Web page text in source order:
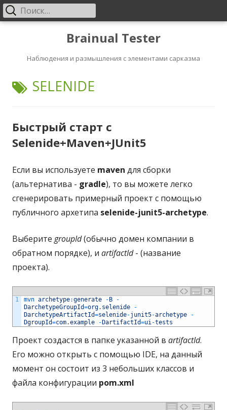
содержанию
Brainual Tester
Наблюдения и размышления с элементами сарказма
Основное
Найти:
ТЕГ:
SELENIDE
Быстрый старт с
Selenide+Maven+JUnit5
Если вы используете maven для сборки
(альтернатива - gradle), то вы можете легко
сгенерировать примерный проект с помощью
публичного архетипа selenide-junit5-archetype.
Выберите groupId(обычно домен компании в
обратном порядке), и artifactId- (название
проекта).
1 mvn archetype:generate - B
-
DarchetypeGroupId=org. selenide
-
DarchetypeArtifactId=selenide-junit5-archetype
-
DgroupId=com.example - DartifactId=ui-tests
Проект создастся в папке указанной в artifactId.
Его можно открыть с помощью IDE, на данный
момент он состоит из 3 небольших классов и
файла конфигурации pom.xml